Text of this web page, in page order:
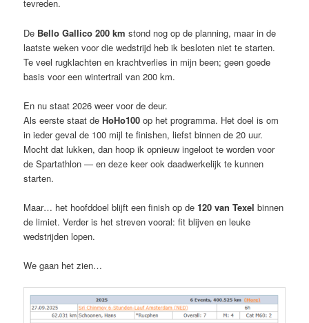
tevreden.
De Bello Gallico 200 km stond nog op de planning, maar in de
laatste weken voor die wedstrijd heb ik besloten niet te starten.
Te veel rugklachten en krachtverlies in mijn been; geen goede
basis voor een wintertrail van 200 km.
En nu staat 2026 weer voor de deur.
Als eerste staat deHoHo100 op het programma. Het doel is om
in ieder geval de 100 mijl te finishen, liefst binnen de 20 uur.
Mocht dat lukken, dan hoop ik opnieuw ingeloot te worden voor
de Spartathlon — en deze keer ook daadwerkelijk te kunnen
starten.
Maar… het hoofddoel blijft een finish op de120 van Texel binnen
de limiet. Verder is het streven vooral: fit blijven en leuke
wedstrijden lopen.
We gaan het zien…